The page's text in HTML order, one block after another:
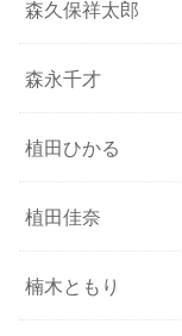
森久保祥太郎
森永千才
植田ひかる
植田佳奈
楠木ともり